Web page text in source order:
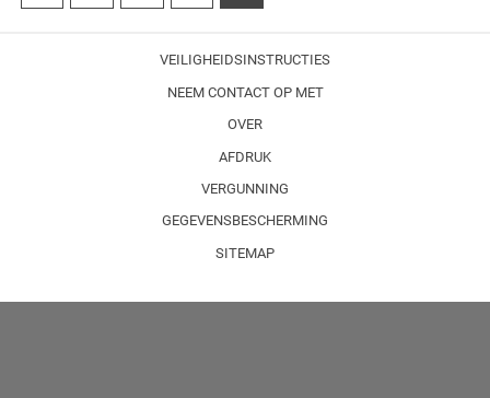
VEILIGHEIDSINSTRUCTIES
NEEM CONTACT OP MET
OVER
AFDRUK
VERGUNNING
GEGEVENSBESCHERMING
SITEMAP